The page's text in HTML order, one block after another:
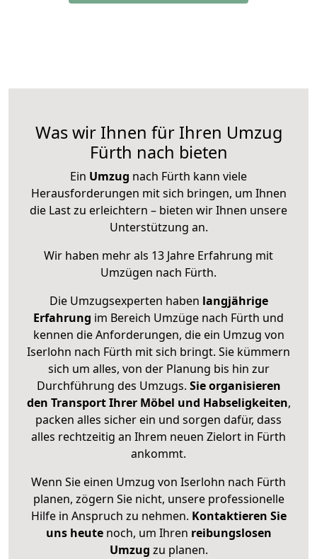
Was wir Ihnen für Ihren Umzug
Fürth nach bieten
Ein Umzug nach Fürth kann viele
Herausforderungen mit sich bringen, um Ihnen
die Last zu erleichtern – bieten wir Ihnen unsere
Unterstützung an.
Wir haben mehr als 13 Jahre Erfahrung mit
Umzügen nach Fürth.
Die Umzugsexperten haben langjährige
Erfahrung im Bereich Umzüge nach Fürth und
kennen die Anforderungen, die ein Umzug von
Iserlohn nach Fürth mit sich bringt. Sie kümmern
sich um alles, von der Planung bis hin zur
Durchführung des Umzugs. Sie organisieren
den Transport Ihrer Möbel und Habseligkeiten,
packen alles sicher ein und sorgen dafür, dass
alles rechtzeitig an Ihrem neuen Zielort in Fürth
ankommt.
Wenn Sie einen Umzug von Iserlohn nach Fürth
planen, zögern Sie nicht, unsere professionelle
Hilfe in Anspruch zu nehmen. Kontaktieren Sie
uns heutenoch, um Ihren reibungslosen
Umzug zu planen.